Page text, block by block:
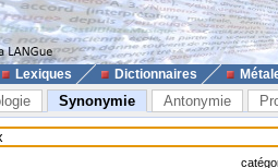
Lexiques Dictionnaires
Synonymie Antonymie